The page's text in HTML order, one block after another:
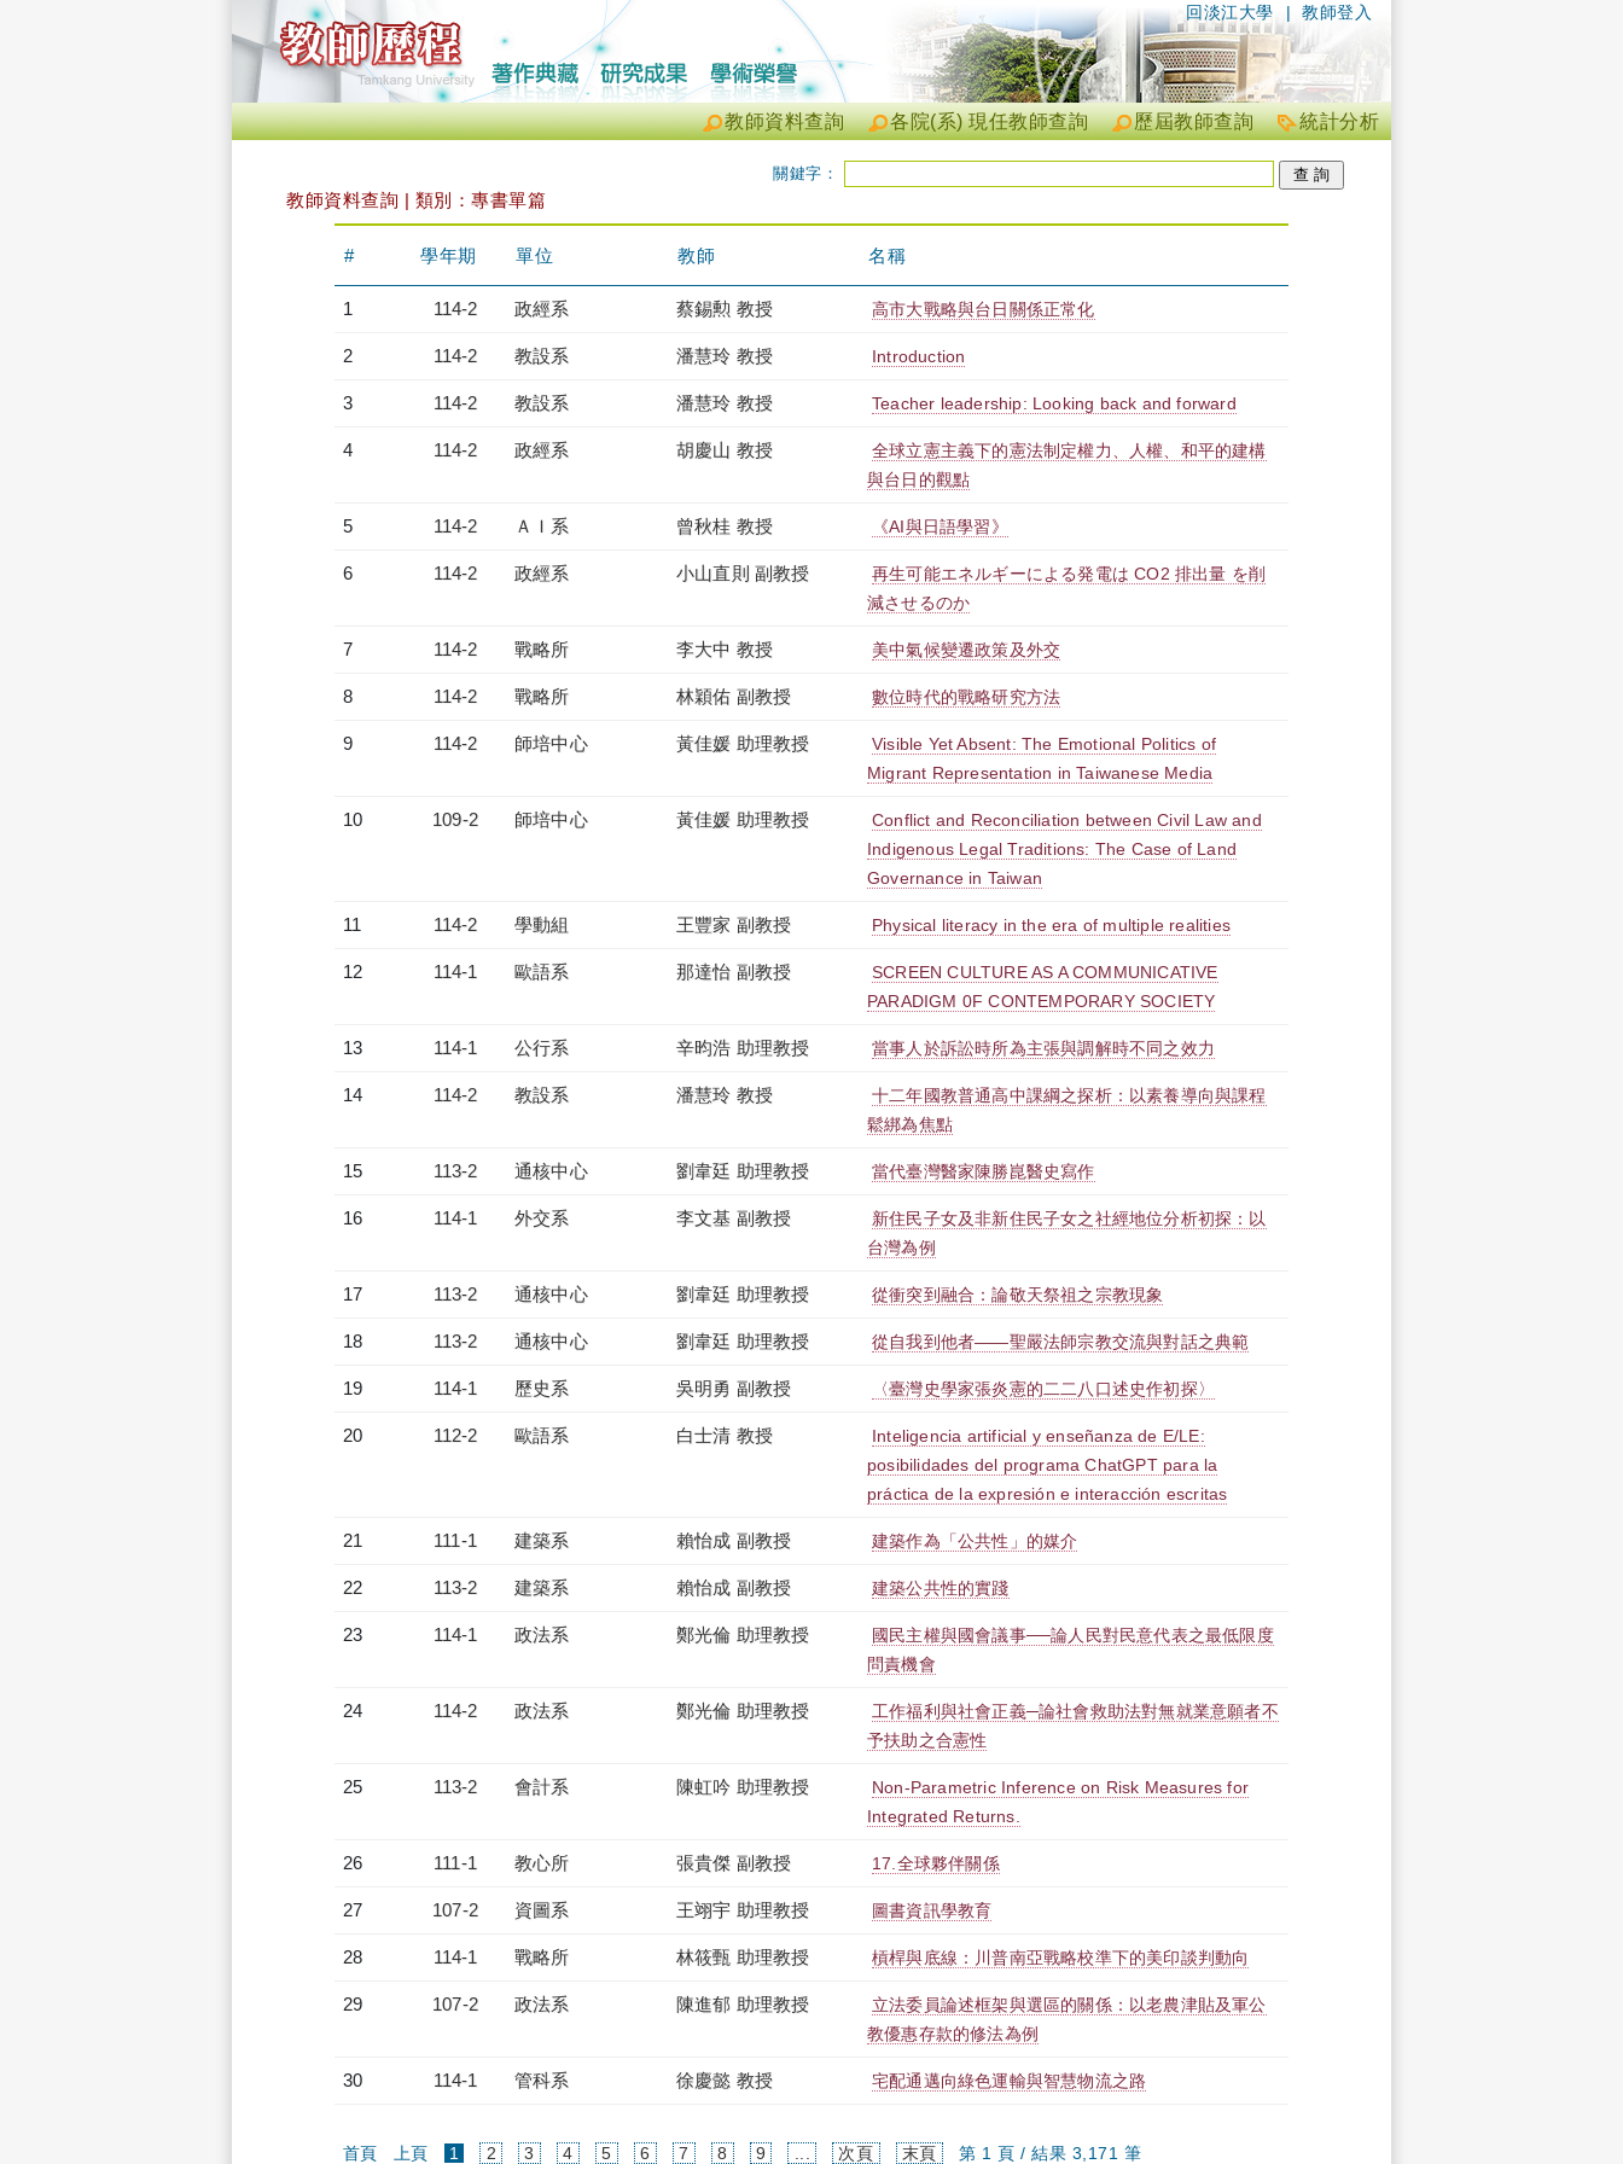
| 教師登入
回淡江大學
統計分析
歷屆教師查詢
各院(系) 現任教師查詢
教師資料查詢
關鍵字：
教師資料查詢 | 類別：專書單篇
# 學年期 單位 教師 名稱
1 114-2 政經系 蔡錫勲 教授 高市大戰略與台日關係正常化
2 114-2 教設系 潘慧玲 教授 Introduction
3 114-2 教設系 潘慧玲 教授 Teacher leadership: Looking back and forward
4 114-2 政經系 胡慶山 教授
全球立憲主義下的憲法制定權力、人權、和平的建構
與台日的觀點
5 114-2 ＡＩ系 曾秋桂 教授 《AI與日語學習》
6 114-2 政經系 小山直則 副教授
再生可能エネルギーによる発電は CO2 排出量 を削
減させるのか
7 114-2 戰略所 李大中 教授 美中氣候變遷政策及外交
8 114-2 戰略所 林穎佑 副教授 數位時代的戰略研究方法
9 114-2 師培中心 黃佳媛 助理教授
Visible Yet Absent: The Emotional Politics of
Migrant Representation in Taiwanese Media
10 109-2 師培中心 黃佳媛 助理教授
Conflict and Reconciliation between Civil Law and
Indigenous Legal Traditions: The Case of Land
Governance in Taiwan
11 114-2 學動組 王豐家 副教授 Physical literacy in the era of multiple realities
12 114-1 歐語系 那達怡 副教授
SCREEN CULTURE AS A COMMUNICATIVE
PARADIGM 0F CONTEMPORARY SOCIETY
13 114-1 公行系 辛昀浩 助理教授 當事人於訴訟時所為主張與調解時不同之效力
14 114-2 教設系 潘慧玲 教授
十二年國教普通高中課綱之探析：以素養導向與課程
鬆綁為焦點
15 113-2 通核中心 劉韋廷 助理教授 當代臺灣醫家陳勝崑醫史寫作
16 114-1 外交系 李文基 副教授
新住民子女及非新住民子女之社經地位分析初探：以
台灣為例
17 113-2 通核中心 劉韋廷 助理教授 從衝突到融合：論敬天祭祖之宗教現象
18 113-2 通核中心 劉韋廷 助理教授 從自我到他者——聖嚴法師宗教交流與對話之典範
19 114-1 歷史系 吳明勇 副教授 〈臺灣史學家張炎憲的二二八口述史作初探〉
20 112-2 歐語系 白士清 教授
Inteligencia artificial y enseñanza de E/LE:
posibilidades del programa ChatGPT para la
práctica de la expresión e interacción escritas
21 111-1 建築系 賴怡成 副教授 建築作為「公共性」的媒介
22 113-2 建築系 賴怡成 副教授 建築公共性的實踐
23 114-1 政法系 鄭光倫 助理教授
國民主權與國會議事──論人民對民意代表之最低限度
問責機會
24 114-2 政法系 鄭光倫 助理教授
工作福利與社會正義─論社會救助法對無就業意願者不
予扶助之合憲性
25 113-2 會計系 陳虹吟 助理教授
Non-Parametric Inference on Risk Measures for
Integrated Returns.
26 111-1 教心所 張貴傑 副教授 17.全球夥伴關係
27 107-2 資圖系 王翊宇 助理教授 圖書資訊學教育
28 114-1 戰略所 林筱甄 助理教授 槓桿與底線：川普南亞戰略校準下的美印談判動向
29 107-2 政法系 陳進郁 助理教授
立法委員論述框架與選區的關係：以老農津貼及軍公
教優惠存款的修法為例
30 114-1 管科系 徐慶懿 教授 宅配通邁向綠色運輸與智慧物流之路
首頁 上頁 1 (current)
2 3 4 5 6 7 8 9 次頁 末頁 第 1 頁 / 結果 3,171 筆